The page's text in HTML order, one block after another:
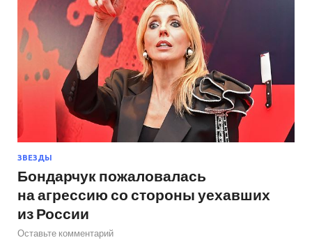
ЗВЕЗДЫ
Бондарчук пожаловалась
на агрессию со стороны уехавших
из России
Оставьте комментарий